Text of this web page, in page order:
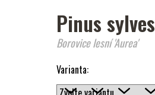
Pinus
Borovice lesní 'Aurea'
Varianta: